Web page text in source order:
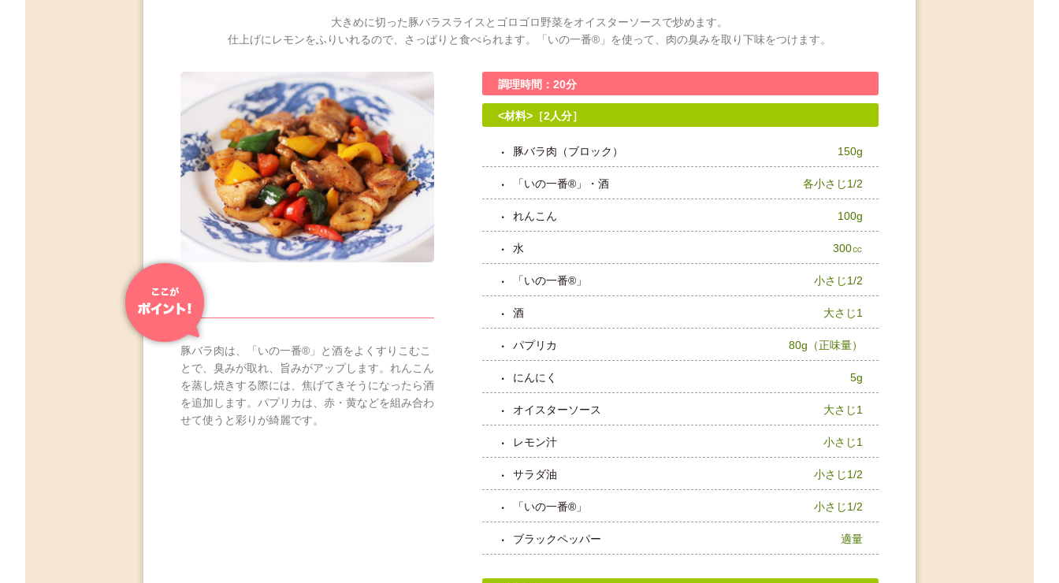
大きめに切った豚バラスライスとゴロゴロ野菜をオイスターソースで炒めます。
仕上げにレモンをふりいれるので、さっぱりと食べられます。「いの一番®」を使って、肉の臭みを取り下味をつけます。
豚バラ肉は、「いの一番®」と酒をよくすりこむこ
とで、臭みが取れ、旨みがアップします。れんこん
を蒸し焼きする際には、焦げてきそうになったら酒
を追加します。パプリカは、赤・黄などを組み合わ
せて使うと彩りが綺麗です。
<材料>［2人分］
調理時間：20分
豚バラ肉（ブロック） 150g
「いの一番®」・酒 各小さじ1/2
れんこん 100g
水 300㏄
「いの一番®」 小さじ1/2
酒 大さじ1
パプリカ 80g（正味量）
にんにく 5g
オイスターソース 大さじ1
レモン汁 小さじ1
サラダ油 小さじ1/2
「いの一番®」 小さじ1/2
ブラックペッパー 適量